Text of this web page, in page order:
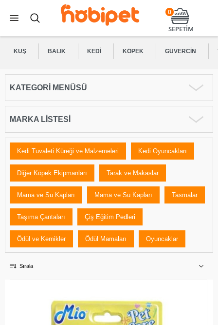
0
SEPETİM
KUŞ BALIK KEDI KÖPEK GÜVERCIN
KATEGORI MENÜSÜ
MARKA LISTESI
Kedi Tuvaleti Küreği ve Malzemeleri Kedi Oyuncakları
Diğer Köpek Ekipmanları Tarak ve Makaslar
Mama ve Su Kapları Mama ve Su Kapları Tasmalar
Taşıma Çantaları Çiş Eğitim Pedleri
Ödül ve Kemikler Ödül Mamaları Oyuncaklar
Sırala